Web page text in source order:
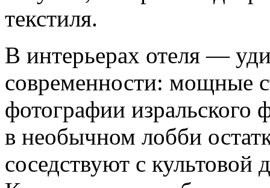
текстиля.
В интерьерах отеля —
современности: мощные
фотографии изральского
в необычном лобби
соседствуют с